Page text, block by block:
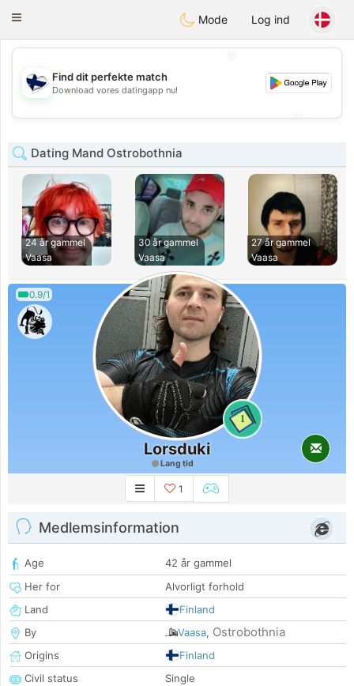
SuomenTreffit
Toggle
Mode Log ind
💖
💕
Find dit perfekte match
Download vores datingapp nu!
Dating Mand Ostrobothnia
24 år gammel
Vaasa
30 år gammel
Vaasa
27 år gammel
Vaasa
0.9/1
1
Lorsduki
Lang tid
1
Medlemsinformation
Age
42 år gammel
Her for
Alvorligt forhold
Land
Finland
By
Vaasa, Ostrobothnia
Origins
Finland
Civil status
Single